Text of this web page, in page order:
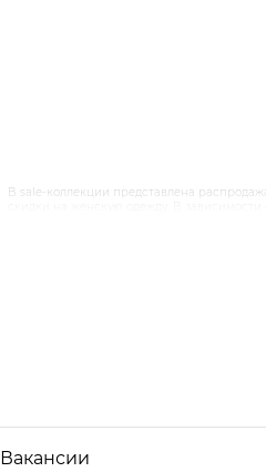
В sale-коллекции представлена
всего обращать внимание на базовые
на сайте представлена распродажа
Вакансии